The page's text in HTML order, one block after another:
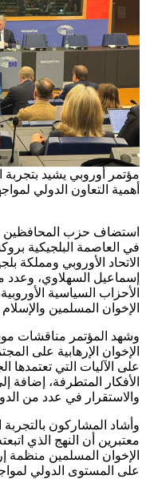
مؤتمر أوروبي يشيد
أهمية التعاون الدولي
استضاف حزب المحافظين
في العاصمة البلجيكية
الاتحاد الأوروبي ومملكة
إسماعيل السهلاوي، وعدد
الأحزاب السياسية
الإخوان المسلمين
وشهد المؤتمر مناقشات
الإخوان الإرهابية على
على الآليات التي تعتمدها
الأفكار المتطرفة، إضافة
والاستقرار في عدد من
وأشاد المشاركون
معتبرين أن النهج الذي
الإخوان المسلمين منظمة
على المستوى الدولي